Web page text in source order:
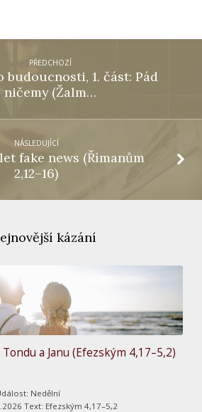
PŘEDCHOZÍ
budoucnosti, 1. část: Pád
ničemy (Žalm…
NÁSLEDUJÍCÍ
fake news (Římanům
2,12–16)
kázání
a Janu (Efezským 4,17–5,2)
Nedělní
Text: Efezským 4,17–5,2